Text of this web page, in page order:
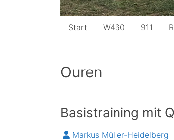
Start W460 911
Ouren
Basistraining mit
Markus Müller-Heidelberg